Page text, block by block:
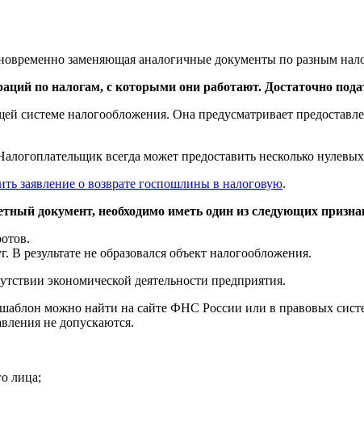
заменяющая аналогичные документы по разным
по налогам, с которыми они работают. Достаточно
системе налогообложения. Она предусматривает
всегда может предоставить несколько
заявление о возврате госпошлины в налоговую.
документ, необходимо иметь один из следующих
В результате не образовался объект налогообложения.
экономической деятельности предприятия.
можно найти на сайте ФНС России или в правовых
не допускаются.
лица;